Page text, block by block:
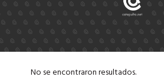
No se encontraron resultados.